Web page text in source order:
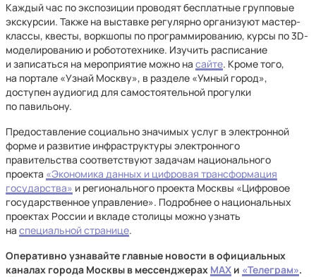
Каждый час по экспозиции проводят бесплатные групповые
экскурсии. Также на выставке регулярно организуют мастер-
классы, квесты, воркшопы по программированию, курсы по 3D-
моделированию и робототехнике. Изучить расписание
и записаться на мероприятие можно на сайте. Кроме того,
на портале «Узнай Москву», в разделе «Умный город»,
доступен аудиогид для самостоятельной прогулки
по павильону.
Предоставление социально значимых услуг в электронной
форме и развитие инфраструктуры электронного
правительства соответствуют задачам национального
проекта «Экономика данных и цифровая трансформация
государства» и регионального проекта Москвы «Цифровое
государственное управление». Подробнее о национальных
проектах России и вкладе столицы можно узнать
на специальной странице.
Оперативно узнавайте главные новости в официальных
каналах города Москвы в мессенджерах MAX и «Телеграм».